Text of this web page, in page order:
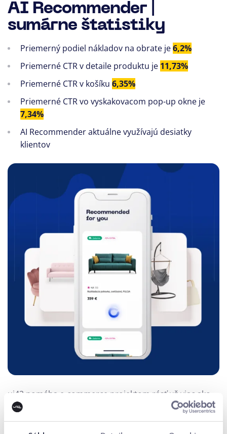
AI Recommender |
sumárne štatistiky
Priemerný podiel nákladov na obrate je6,2%
Priemerné CTR v detaile produktu je 11,73%
Priemerné CTR v košíku 6,35%
Priemerné CTR vo vyskakovacom pop-up okne je
7,34%
AI Recommender aktuálne využívajú desiatky
klientov
ui42 pomáha e-commerce projektom rásť už viac ako
28 rokov. Aktuálne máme pod palcom viac ako 210
webových riešení, podpísali sme sa pod viac ako 400